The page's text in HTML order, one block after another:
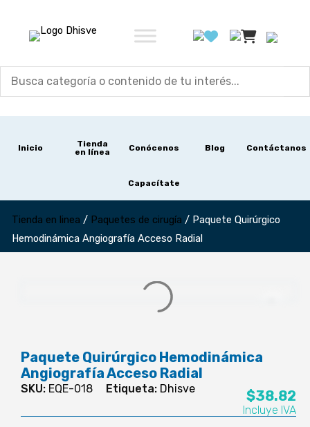
contenido
Inicio
Tienda
en línea
Conócenos Blog Contáctanos
Capacítate
Tienda en linea / Paquetes de cirugía / Paquete Quirúrgico
Hemodinámica Angiografía Acceso Radial
Paquete Quirúrgico Hemodinámica
Angiografía Acceso Radial
$38.82
Incluye IVA
SKU: EQE-018 Etiqueta: Dhisve